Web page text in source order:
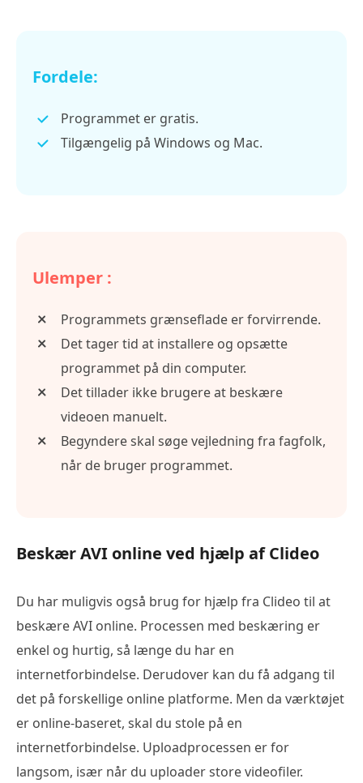
Fordele:
Programmet er gratis.
Tilgængelig på Windows og Mac.
Ulemper :
Programmets grænseflade er forvirrende.
Det tager tid at installere og opsætte
programmet på din computer.
Det tillader ikke brugere at beskære
videoen manuelt.
Begyndere skal søge vejledning fra fagfolk,
når de bruger programmet.
Beskær AVI online ved hjælp af Clideo
Du har muligvis også brug for hjælp fra Clideo til at
beskære AVI online. Processen med beskæring er
enkel og hurtig, så længe du har en
internetforbindelse. Derudover kan du få adgang til
det på forskellige online platforme. Men da værktøjet
er online-baseret, skal du stole på en
internetforbindelse. Uploadprocessen er for
langsom, især når du uploader store videofiler.